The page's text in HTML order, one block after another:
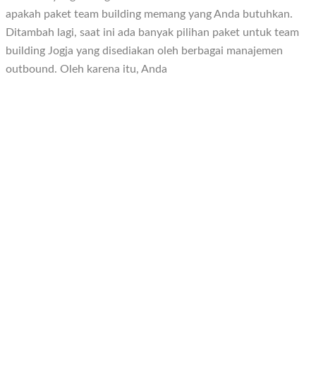
apakah paket team building memang yang Anda butuhkan.
Ditambah lagi, saat ini ada banyak pilihan paket untuk team
building Jogja yang disediakan oleh berbagai manajemen
outbound. Oleh karena itu, Anda